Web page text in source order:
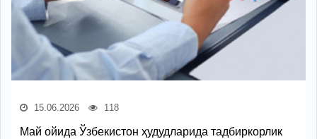
15.06.2026 118
Май ойида Ўзбекистон ҳудудларида тадбиркорлик